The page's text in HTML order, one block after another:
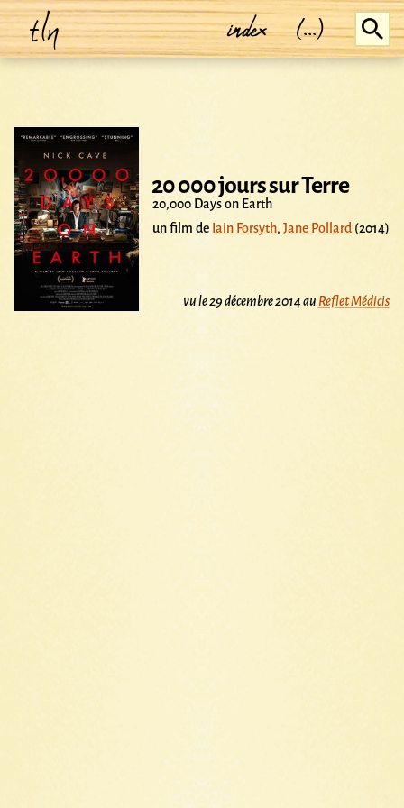
tln index (...)
20 000 jours sur Terre
20,000 Days on Earth
un film de Iain Forsyth, Jane Pollard(2014)
vu le 29 décembre 2014 au Reflet Médicis